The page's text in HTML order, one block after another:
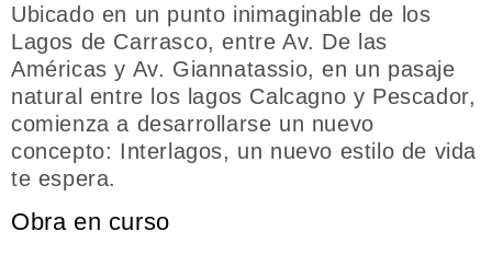
Ubicado en un punto inimaginable de los
Lagos de Carrasco, entre Av. De las
Américas y Av. Giannatassio, en un pasaje
natural entre los lagos Calcagno y Pescador,
comienza a desarrollarse un nuevo
concepto: Interlagos, un nuevo estilo de vida
te espera.
Obra en curso